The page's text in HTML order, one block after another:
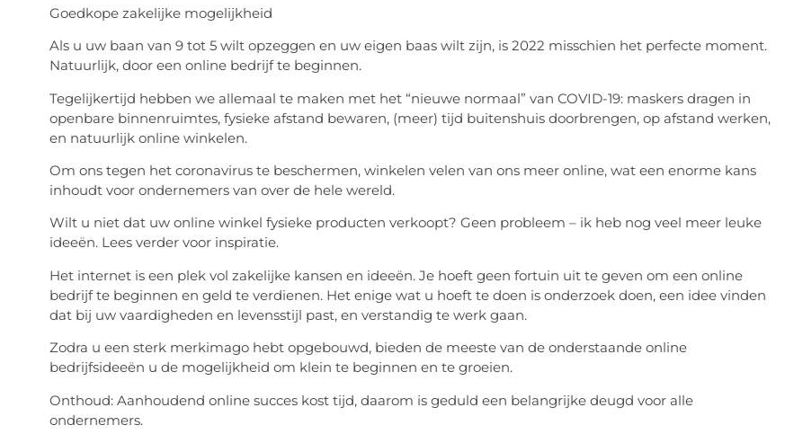
Goedkope zakelijke mogelijkheid
Als u uw baan van 9 tot 5 wilt opzeggen en uw eigen baas wilt zijn, is 2022 misschien het perfecte moment.
Natuurlijk, door een online bedrijf te beginnen.
Tegelijkertijd hebben we allemaal te maken met het “nieuwe normaal” van COVID-19: maskers dragen in
openbare binnenruimtes, fysieke afstand bewaren, (meer) tijd buitenshuis doorbrengen, op afstand werken,
en natuurlijk online winkelen.
Om ons tegen het coronavirus te beschermen, winkelen velen van ons meer online, wat een enorme kans
inhoudt voor ondernemers van over de hele wereld.
Wilt u niet dat uw online winkel fysieke producten verkoopt? Geen probleem – ik heb nog veel meer leuke
ideeën. Lees verder voor inspiratie.
Het internet is een plek vol zakelijke kansen en ideeën. Je hoeft geen fortuin uit te geven om een online
bedrijf te beginnen en geld te verdienen. Het enige wat u hoeft te doen is onderzoek doen, een idee vinden
dat bij uw vaardigheden en levensstijl past, en verstandig te werk gaan.
Zodra u een sterk merkimago hebt opgebouwd, bieden de meeste van de onderstaande online
bedrijfsideeën u de mogelijkheid om klein te beginnen en te groeien.
Onthoud: Aanhoudend online succes kost tijd, daarom is geduld een belangrijke deugd voor alle
ondernemers.